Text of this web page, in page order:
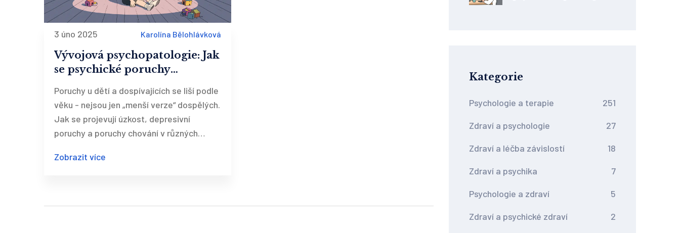
3 úno 2025 Karolína Bělohlávková
Vývojová psychopatologie: Jak
se psychické poruchy
Poruchy u dětí a dospívajících se liší podle
věku - nejsou jen „menší verze“ dospělých.
Jak se projevují úzkost, depresivní
poruchy a poruchy chování v různých
správnou diagnostiku.
Zobrazit více
Kategorie
Psychologie a terapie 251
Zdraví a psychologie 27
Zdraví a léčba závislostí 18
Zdraví a psychika 7
Psychologie a zdraví 5
Zdraví a psychické zdraví 2